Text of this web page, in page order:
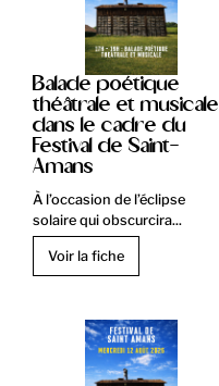
Balade poétique
théâtrale et musicale
dans le cadre du
Festival de Saint-
Amans
À l’occasion de l’éclipse
solaire qui obscurcira...
Voir la fiche